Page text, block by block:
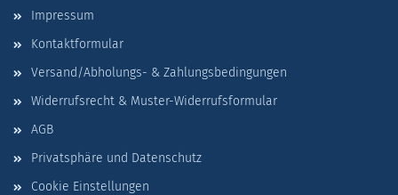
Impressum
Kontaktformular
Versand/Abholungs- & Zahlungsbedingungen
Widerrufsrecht & Muster-Widerrufsformular
AGB
Privatsphäre und Datenschutz
Cookie Einstellungen